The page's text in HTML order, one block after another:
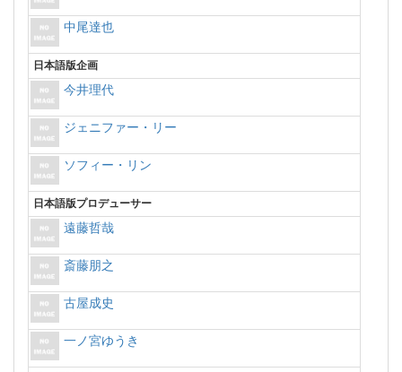
中尾達也
日本語版企画
今井理代
ジェニファー・リー
ソフィー・リン
日本語版プロデューサー
遠藤哲哉
斎藤朋之
古屋成史
一ノ宮ゆうき